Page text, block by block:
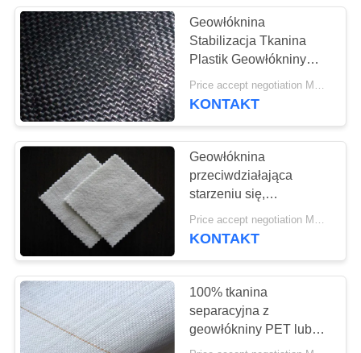
AKTUALNOŚCI
POPROSIĆ
O
WYCENĘ
SITEMAP
PRIVACY
POLICY
Geowłóknina
Stabilizacja Tkanina
Plastik Geowłókniny
szerokość 1m-8m Kolor
czarny
KONTAKT
Geowłóknina
przeciwdziałająca
starzeniu się,
geowłóknina z włókniny
igłowej
Price accept negotiation MOQ:1SQM
KONTAKT
100% tkanina
separacyjna z
geowłókniny PET lub
PP Niska wydłużalność